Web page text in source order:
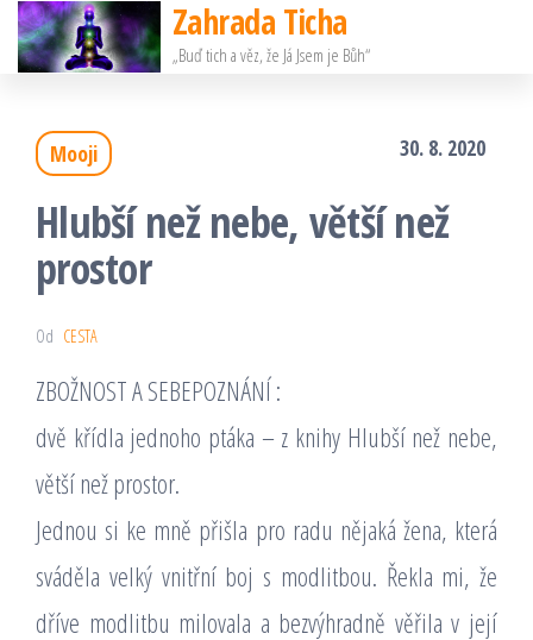
Přeskočit
na
Zahrada Ticha
„Buď tich a věz, že Já Jsem je Bůh“
Mooji 30. 8. 2020
Hlubší než nebe, větší než
prostor
Od CESTA
ZBOŽNOST A SEBEPOZNÁNÍ :
dvě křídla jednoho ptáka – z knihy Hlubší než nebe,
větší než prostor.
Jednou si ke mně přišla pro radu nějaká žena, která
sváděla velký vnitřní boj s modlitbou. Řekla mi, že
dříve modlitbu milovala a bezvýhradně věřila v její